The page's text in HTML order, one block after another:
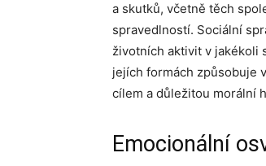
a skutků, včetně těch
spravedlností. Sociální
životních aktivit v jakékoli
jejích formách způsobuje
cílem a důležitou morální
Emocionální